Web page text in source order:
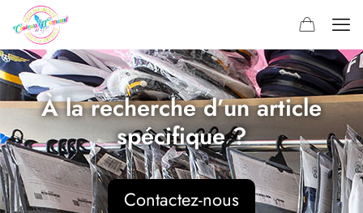
À la recherche d’un article
spécifique ?
Contactez-nous